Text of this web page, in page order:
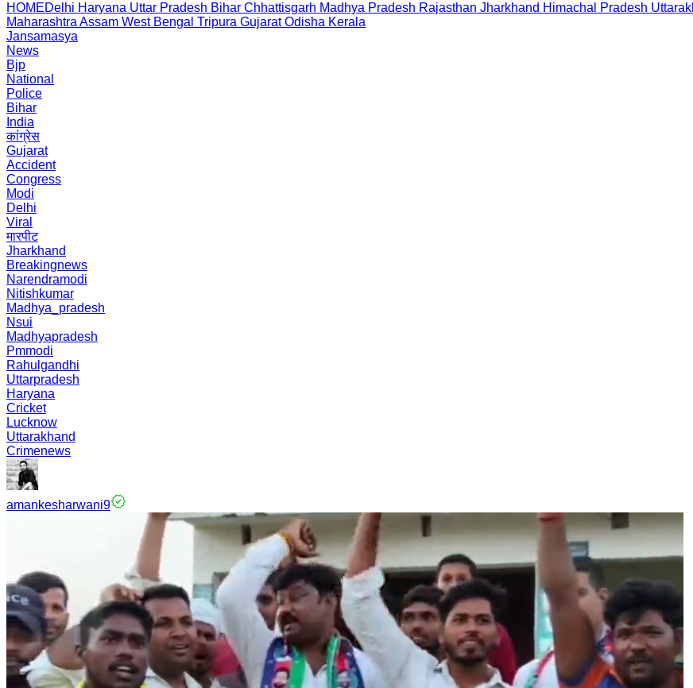
HOMEDelhi Haryana Uttar Pradesh Bihar Chhattisgarh Madhya Pradesh Rajasthan Jharkhand Himachal Pradesh
Maharashtra Assam West Bengal Tripura Gujarat Odisha Kerala
Jansamasya
News
Bjp
National
Police
Bihar
India
कांग्रेस
Gujarat
Accident
Congress
Modi
Delhi
Viral
मारपीट
Jharkhand
Breakingnews
Narendramodi
Nitishkumar
Madhya_pradesh
Nsui
Madhyapradesh
Pmmodi
Rahulgandhi
Uttarpradesh
Haryana
Cricket
Lucknow
Uttarakhand
Crimenews
amankesharwani9